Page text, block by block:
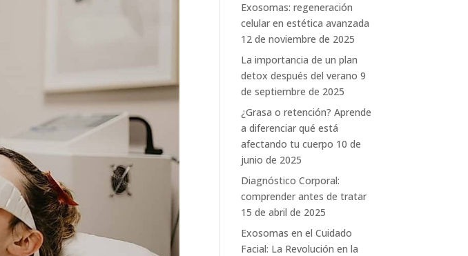
Exosomas: regeneración
celular en estética avanzada
12 de noviembre de 2025
La importancia de un plan
detox después del verano 9
de septiembre de 2025
¿Grasa o retención? Aprende
a diferenciar qué está
afectando tu cuerpo 10 de
junio de 2025
Diagnóstico Corporal:
comprender antes de tratar
15 de abril de 2025
Exosomas en el Cuidado
Facial: La Revolución en la